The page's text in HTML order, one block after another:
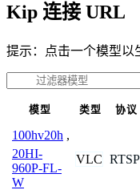
Kip 连接 URL
提示：点击一个模型以
模型 类型 协议
100hv20h ,
20HI-
960P-FL-
W
VLC RTSP